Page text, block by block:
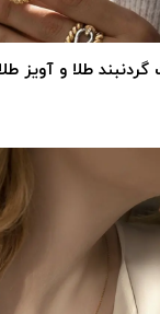
گردنبند طلا و آویز طلا